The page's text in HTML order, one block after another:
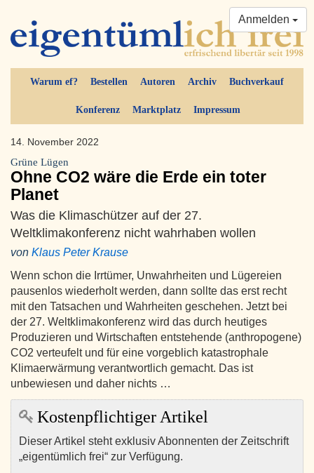
Warum ef? Bestellen Autoren Archiv Buchverkauf
Konferenz Marktplatz Impressum
Anmelden
14. November 2022
Grüne Lügen
Ohne CO2 wäre die Erde ein toter
Planet
Was die Klimaschützer auf der 27.
Weltklimakonferenz nicht wahrhaben wollen
von Klaus Peter Krause
Wenn schon die Irrtümer, Unwahrheiten und Lügereien
pausenlos wiederholt werden, dann sollte das erst recht
mit den Tatsachen und Wahrheiten geschehen. Jetzt bei
der 27. Weltklimakonferenz wird das durch heutiges
Produzieren und Wirtschaften entstehende (anthropogene)
CO2 verteufelt und für eine vorgeblich katastrophale
Klimaerwärmung verantwortlich gemacht. Das ist
unbewiesen und daher nichts …
Kostenpflichtiger Artikel
Dieser Artikel steht exklusiv Abonnenten der Zeitschrift
„eigentümlich frei“ zur Verfügung.